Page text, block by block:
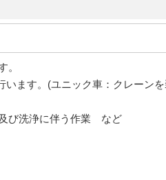
。
ます。(ユニック車：クレーン
び洗浄に伴う作業 など